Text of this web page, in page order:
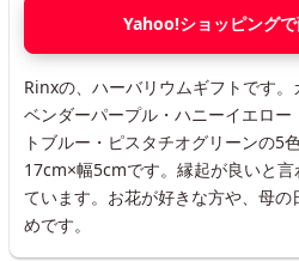
Yahoo!ショッピング
Rinxの、ハーバリウムギフトです
ベンダーパープル・ハニーイエロ
トブルー・ピスタチオグリーンの5
17cm×幅5cmです。縁起が良いと
ています。お花が好きな方や、母
めです。